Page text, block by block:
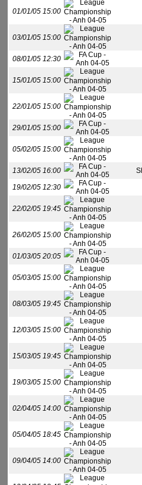
01/01/05 15:00
03/01/05 15:00
08/01/05 12:30
15/01/05 15:00
22/01/05 15:00
29/01/05 15:00
05/02/05 15:00
13/02/05 16:00
19/02/05 12:30
22/02/05 19:45
26/02/05 15:00
01/03/05 20:05
05/03/05 15:00
08/03/05 19:45
12/03/05 15:00
15/03/05 19:45
19/03/05 15:00
02/04/05 14:00
05/04/05 18:45
09/04/05 14:00